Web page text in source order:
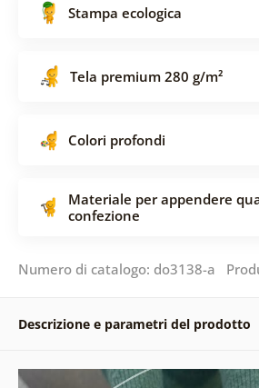
Stampa ecologica
Tela premium 280 g/m²
Colori profondi
Materiale per appendere
confezione
Numero di catalogo: do3138-a
Descrizione e parametri del prodotto